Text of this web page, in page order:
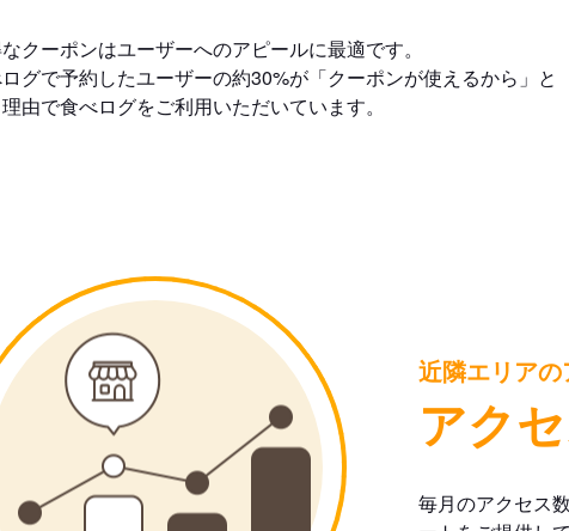
クーポンはユーザーへのアピールに最適です。
グで予約したユーザーの約30%が「クーポンが使えるから」と
由で食べログをご利用いただいています。
近隣エリア
アク
毎月のアクセス